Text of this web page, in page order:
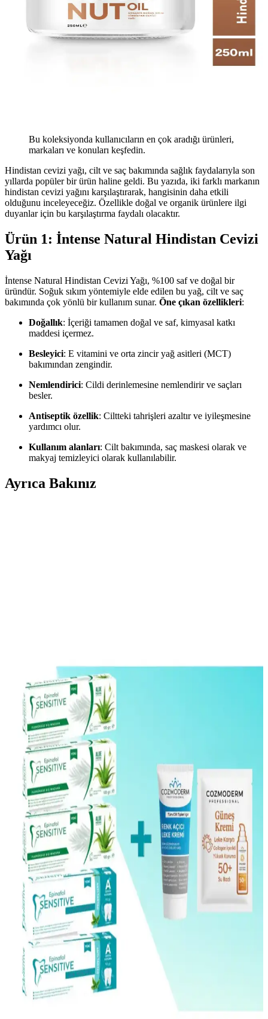
Bu koleksiyonda kullanıcıların en çok aradığı ürünleri,
markaları ve konuları keşfedin.
Hindistan cevizi yağı, cilt ve saç bakımında sağlık faydalarıyla son
yıllarda popüler bir ürün haline geldi. Bu yazıda, iki farklı markanın
hindistan cevizi yağını karşılaştırarak, hangisinin daha etkili
olduğunu inceleyeceğiz. Özellikle doğal ve organik ürünlere ilgi
duyanlar için bu karşılaştırma faydalı olacaktır.
Ürün 1: İntense Natural Hindistan Cevizi
Yağı
İntense Natural Hindistan Cevizi Yağı, %100 saf ve doğal bir
üründür. Soğuk sıkım yöntemiyle elde edilen bu yağ, cilt ve saç
bakımında çok yönlü bir kullanım sunar. Öne çıkan özellikleri:
Doğallık: İçeriği tamamen doğal ve saf, kimyasal katkı
maddesi içermez.
Besleyici: E vitamini ve orta zincir yağ asitleri (MCT)
bakımından zengindir.
Nemlendirici: Cildi derinlemesine nemlendirir ve saçları
besler.
Antiseptik özellik: Ciltteki tahrişleri azaltır ve iyileşmesine
yardımcı olur.
Kullanım alanları: Cilt bakımında, saç maskesi olarak ve
makyaj temizleyici olarak kullanılabilir.
Ayrıca Bakınız
NEDOX Varilx Önleyici Roll-on: Varis ve Kılcal
Damar Sorunlarına Çözüm Sunan Doğal Kozmetik
Ürün
NEDOX Varilx Roll-on, doğal içerikleriyle varis ve damar
sorunlarını hafifletir, kullanımı kolay, ferahlatıcı ve güvenilir bir
damar bakım ürünüdür.
True Bee Günlük Rüya Serisi: Doğal İçeriklerle Saç
Sağlığını Yeniden Kazanma
Doğal içeriklerle formüle edilen True Bee Günlük Rüya Serisi,
saçlara canlılık, parlaklık ve hacim kazandırırken saç sağlığını
destekler, düzenli kullanımda etkili sonuçlar sağlar.
İncía %100 Doğal Saç Bakım Serumu Biberiye Yağı
Saç Sağlığını Destekleyen Güçlü Formül
İncía %100 doğal saç bakım serumu, biberiye yağı ve 10 mucizevi
yağ ile saç dökülmesini azaltır, parlaklık ve canlılık kazandırır, çevre
dost ve dermatolojik testlidir.
Phrau %100 Saf Doğal Limon Kabuğu Uçucu Yağı:
Ferahlatıcı ve Güçlendirici Doğal Ürün
Phrau %100 saf ve doğal limon kabuğu uçucu yağı, ferahlatıcı
kokusu ve cilt üzerinde hızlı emilimiyle doğal bakımda tercih edilen
bir üründür. Güneş ışığını engelleyen ambalajıyla tazeliğini korur.